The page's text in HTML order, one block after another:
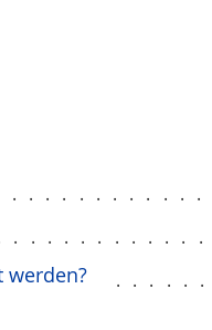
werden?